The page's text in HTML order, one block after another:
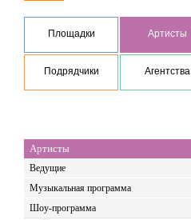
Площадки Артисты
Подрядчики Агентства
Артисты
Ведущие
Музыкальная программа
Шоу-программа